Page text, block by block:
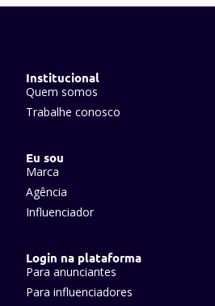
Institucional
Quem somos
Trabalhe conosco
Eu sou
Marca
Agência
Influenciador
Login na plataforma
Para anunciantes
Para influenciadores